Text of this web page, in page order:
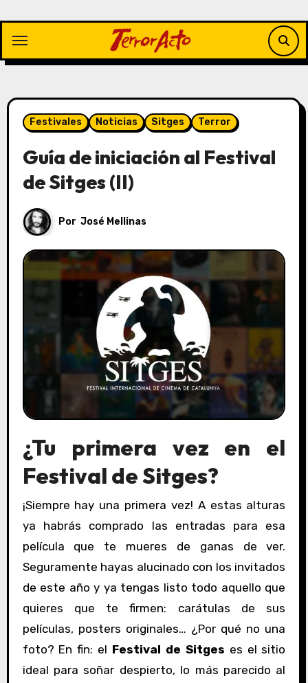
contenido
Festivales Noticias Sitges Terror
Guía de iniciación al Festival
de Sitges (II)
Por José Mellinas
¿Tu primera vez en el
Festival de Sitges?
¡Siempre hay una primera vez! A estas alturas
ya habrás comprado las entradas para esa
película que te mueres de ganas de ver.
Seguramente hayas alucinado con los invitados
de este año y ya tengas listo todo aquello que
quieres que te firmen: carátulas de sus
películas, posters originales… ¿Por qué no una
foto? En fin: el Festival de Sitges es el sitio
ideal para soñar despierto, lo más parecido al